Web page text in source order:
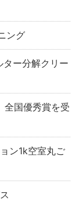
ング
ー分解クリー
全国優秀賞を受
ン1k空室丸ご